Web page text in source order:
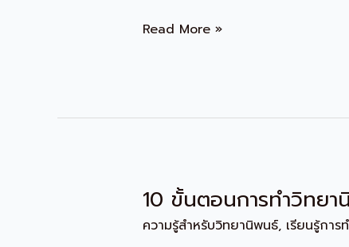
Read More »
10 ขั้นตอนการทำวิทยา
ความรู้สำหรับวิทยานิพนธ์, เรียนรู้กา
10